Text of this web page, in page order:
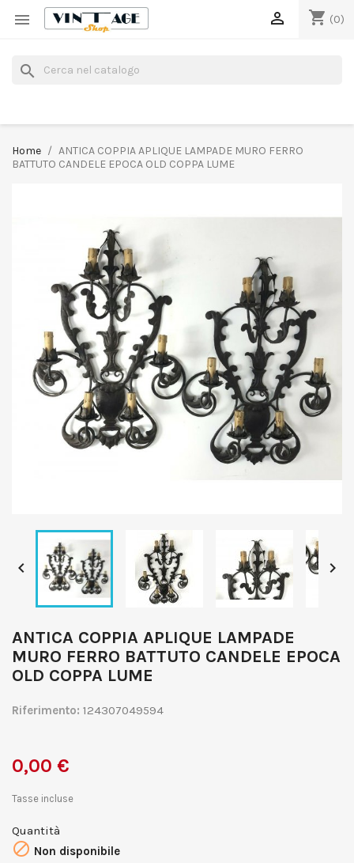
 shopping_cart (0)

search
Home
ANTICA COPPIA APLIQUE LAMPADE MURO FERRO
BATTUTO CANDELE EPOCA OLD COPPA LUME
 
ANTICA COPPIA APLIQUE LAMPADE
MURO FERRO BATTUTO CANDELE EPOCA
OLD COPPA LUME
Riferimento: 124307049594
0,00 €
Tasse incluse
Quantità
 Non disponibile